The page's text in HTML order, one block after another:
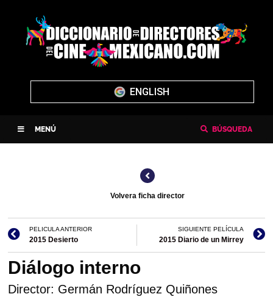
ENGLISH
MENÚ BÚSQUEDA
Volvera ficha director
PELICULA ANTERIOR
2015 Desierto
SIGUIENTE PELÍCULA
2015 Diario de un Mirrey
Diálogo interno
Director: Germán Rodríguez Quiñones